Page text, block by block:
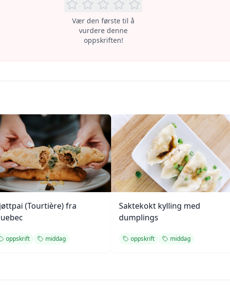
Vær den første til å
vurdere denne
oppskriften!
(Tourtière) fra
oppskrift middag
Saktekokt kylling med
dumplings
oppskrift middag